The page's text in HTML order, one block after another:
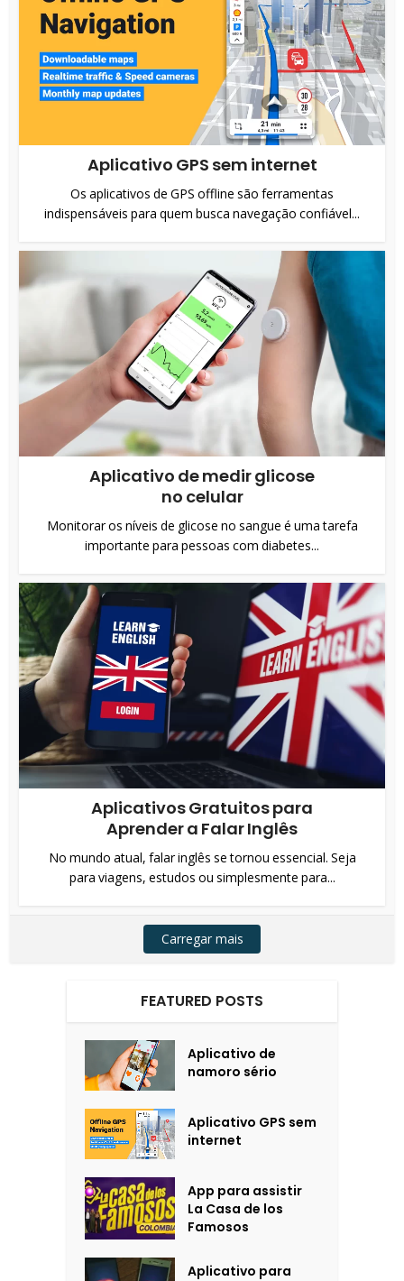
Aplicativo GPS sem internet
Os aplicativos de GPS offline são ferramentas
indispensáveis para quem busca navegação confiável...
Aplicativo de medir glicose
no celular
Monitorar os níveis de glicose no sangue é uma tarefa
importante para pessoas com diabetes...
Aplicativos Gratuitos para
Aprender a Falar Inglês
No mundo atual, falar inglês se tornou essencial. Seja
para viagens, estudos ou simplesmente para...
Carregar mais
FEATURED POSTS
Aplicativo de
namoro sério
Aplicativo GPS sem
internet
App para assistir
La Casa de los
Famosos
Aplicativo para